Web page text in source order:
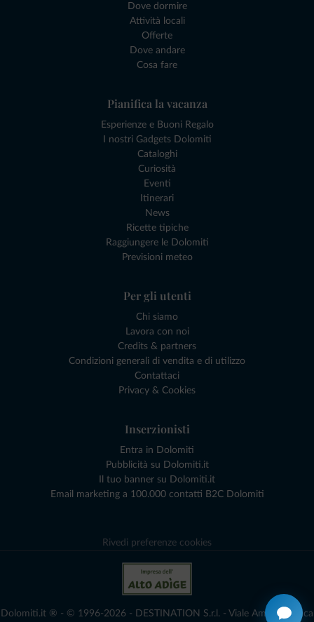
Dove dormire
Attività locali
Offerte
Dove andare
Cosa fare
Pianifica la vacanza
Esperienze e Buoni Regalo
I nostri Gadgets Dolomiti
Cataloghi
Curiosità
Eventi
Itinerari
News
Ricette tipiche
Raggiungere le Dolomiti
Previsioni meteo
Per gli utenti
Chi siamo
Lavora con noi
Credits & partners
Condizioni generali di vendita e di utilizzo
Contattaci
Privacy & Cookies
Inserzionisti
Entra in Dolomiti
Pubblicità su Dolomiti.it
Il tuo banner su Dolomiti.it
Email marketing a 100.000 contatti B2C Dolomiti
Rivedi preferenze cookies
Dolomiti.it ® - © 1996-2026 - DESTINATION S.r.l. - Viale Amedeo Duca